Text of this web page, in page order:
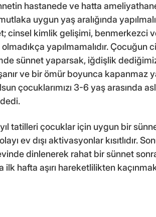
hastanede ve hatta
uygun yaş aralığında
cinsel kimlik gelişimi, benmerkezci
yapılmamalıdır. Çocuğun
sünnet yaparsak, iğdişlik
ve bir ömür boyunca kapanmaz
çocuklarımızı 3-6 yaş arasında
tatilleri çocuklar için uygun bir
ev dışı aktivasyonlar kısıtlıdır.
dinlenerek rahat bir sünnet
ilk hafta aşırı hareketlilikten